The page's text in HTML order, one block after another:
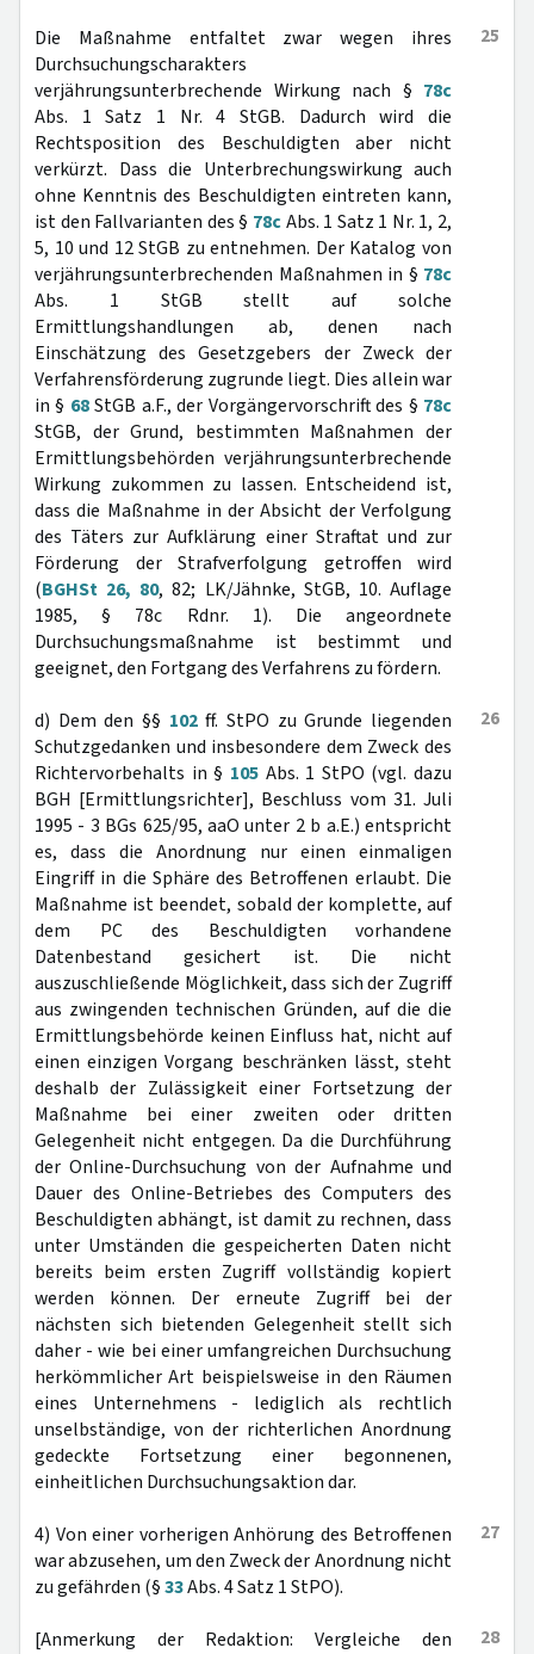
25
Die Maßnahme entfaltet zwar wegen ihres
Durchsuchungscharakters
verjährungsunterbrechende Wirkung nach § 78c
Abs. 1 Satz 1 Nr. 4 StGB. Dadurch wird die
Rechtsposition des Beschuldigten aber nicht
verkürzt. Dass die Unterbrechungswirkung auch
ohne Kenntnis des Beschuldigten eintreten kann,
ist den Fallvarianten des § 78cAbs. 1 Satz 1 Nr. 1, 2,
5, 10 und 12 StGB zu entnehmen. Der Katalog von
verjährungsunterbrechenden Maßnahmen in § 78c
Abs. 1 StGB stellt auf solche
Ermittlungshandlungen ab, denen nach
Einschätzung des Gesetzgebers der Zweck der
Verfahrensförderung zugrunde liegt. Dies allein war
in § 68StGB a.F., der Vorgängervorschrift des § 78c
StGB, der Grund, bestimmten Maßnahmen der
Ermittlungsbehörden verjährungsunterbrechende
Wirkung zukommen zu lassen. Entscheidend ist,
dass die Maßnahme in der Absicht der Verfolgung
des Täters zur Aufklärung einer Straftat und zur
Förderung der Strafverfolgung getroffen wird
(BGHSt 26, 80, 82; LK/Jähnke, StGB, 10. Auflage
1985, § 78c Rdnr. 1). Die angeordnete
Durchsuchungsmaßnahme ist bestimmt und
geeignet, den Fortgang des Verfahrens zu fördern.
26
d) Dem den §§ 102ff. StPO zu Grunde liegenden
Schutzgedanken und insbesondere dem Zweck des
Richtervorbehalts in § 105Abs. 1 StPO (vgl. dazu
BGH [Ermittlungsrichter], Beschluss vom 31. Juli
1995 - 3 BGs 625/95, aaO unter 2 b a.E.) entspricht
es, dass die Anordnung nur einen einmaligen
Eingriff in die Sphäre des Betroffenen erlaubt. Die
Maßnahme ist beendet, sobald der komplette, auf
dem PC des Beschuldigten vorhandene
Datenbestand gesichert ist. Die nicht
auszuschließende Möglichkeit, dass sich der Zugriff
aus zwingenden technischen Gründen, auf die die
Ermittlungsbehörde keinen Einfluss hat, nicht auf
einen einzigen Vorgang beschränken lässt, steht
deshalb der Zulässigkeit einer Fortsetzung der
Maßnahme bei einer zweiten oder dritten
Gelegenheit nicht entgegen. Da die Durchführung
der Online-Durchsuchung von der Aufnahme und
Dauer des Online-Betriebes des Computers des
Beschuldigten abhängt, ist damit zu rechnen, dass
unter Umständen die gespeicherten Daten nicht
bereits beim ersten Zugriff vollständig kopiert
werden können. Der erneute Zugriff bei der
nächsten sich bietenden Gelegenheit stellt sich
daher - wie bei einer umfangreichen Durchsuchung
herkömmlicher Art beispielsweise in den Räumen
eines Unternehmens - lediglich als rechtlich
unselbständige, von der richterlichen Anordnung
gedeckte Fortsetzung einer begonnenen,
einheitlichen Durchsuchungsaktion dar.
27
4) Von einer vorherigen Anhörung des Betroffenen
war abzusehen, um den Zweck der Anordnung nicht
zu gefährden (§33Abs. 4 Satz 1 StPO).
28
[Anmerkung der Redaktion: Vergleiche den